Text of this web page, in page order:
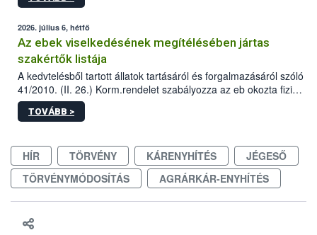
2026. július 6, hétfő
Az ebek viselkedésének megítélésében jártas
szakértők listája
A kedvtelésből tartott állatok tartásáról és forgalmazásáról szóló
41/2010. (II. 26.) Korm.rendelet szabályozza az eb okozta fizikai
sérülés, illetve ennek veszélye keletkezésekor felmerülő
hatósági feladatokat, valamint a veszélyes eb tartását és annak
vonni az ebek viselkedésének megítélésében jártas szakértőt.
TOVÁBB >
HÍR TÖRVÉNY KÁRENYHÍTÉS
JÉGESŐ
TÖRVÉNYMÓDOSÍTÁS
AGRÁRKÁR-ENYHÍTÉS